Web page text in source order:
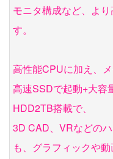
モニタ構成など、よ
す。
高性能CPUに加え、
高速SSDで起動+大容
HDD2TB搭載で、
3D CAD、VRなどの
も、グラフィックや